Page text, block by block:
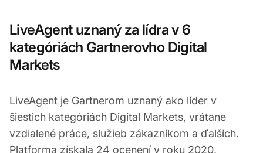
LiveAgent uznaný za lídra v 6
kategóriách Gartnerovho Digital
Markets
LiveAgent je Gartnerom uznaný ako líder v
šiestich kategóriách Digital Markets, vrátane
vzdialené práce, služieb zákazníkom a ďalších.
Platforma získala 24 ocenení v roku 2020,